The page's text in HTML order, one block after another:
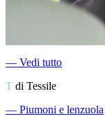
― Vedi tutto
T di Tessile
― Piumoni e lenzuola